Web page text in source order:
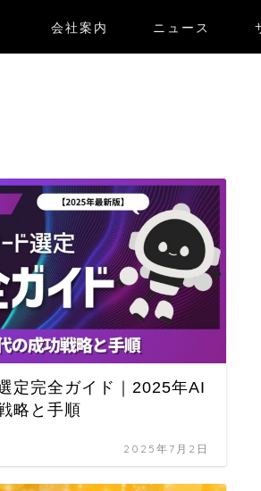
会社案内 ニュース
定完全ガイド｜2025年AI
略と手順
2025年7月2日